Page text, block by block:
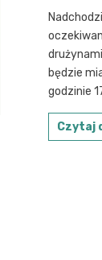
będzie
godzinie
Czytaj